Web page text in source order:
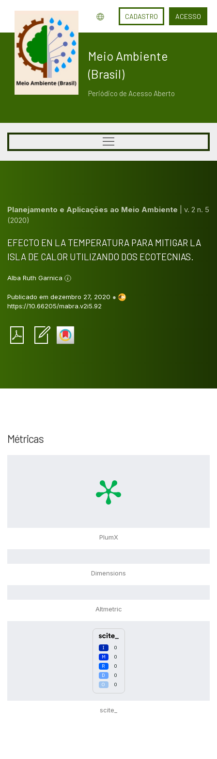
CADASTRO ACESSO
Meio Ambiente
(Brasil)
Periódico de Acesso Aberto
Planejamento e Aplicações ao Meio Ambiente
v. 2 n. 5
(2020)
EFECTO EN LA TEMPERATURA PARA MITIGAR LA
ISLA DE CALOR UTILIZANDO DOS ECOTECNIAS.
Alba Ruth Garnica
Publicado em dezembro 27, 2020 ●
https://10.66205/mabra.v2i5.92
Métricas
PlumX
Dimensions
Altmetric
0
0
0
0
0
scite_